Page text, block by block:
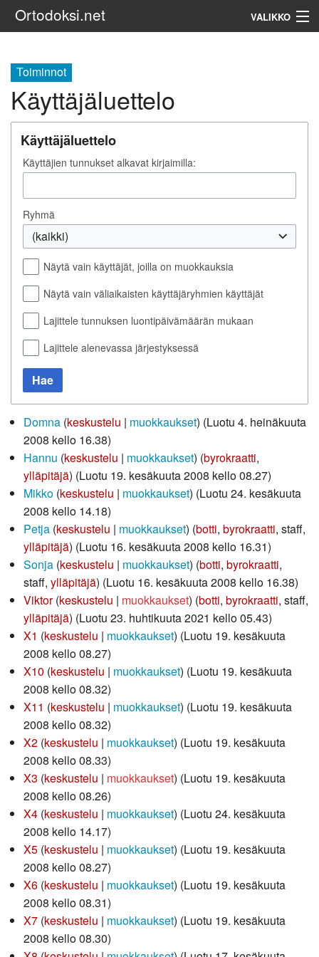
Ortodoksi.net VALIKKO
Haku
Toiminnot
Käyttäjäluettelo
Käyttäjäluettelo
Käyttäjien tunnukset alkavat kirjaimilla:
Ryhmä
(kaikki)
Näytä vain käyttäjät, joilla on muokkauksia
Näytä vain väliaikaisten käyttäjäryhmien käyttäjät
Lajittele tunnuksen luontipäivämäärän mukaan
Lajittele alenevassa järjestyksessä
Hae
Domna keskustelu muokkaukset (Luotu 4. heinäkuuta
2008 kello 16.38)
Hannu keskustelu muokkaukset ‏‎ (byrokraatti,
ylläpitäjä) (Luotu 19. kesäkuuta 2008 kello 08.27)
Mikko keskustelu muokkaukset (Luotu 24. kesäkuuta
2008 kello 14.18)
Petja keskustelu muokkaukset ‏‎ (botti, byrokraatti, staff,
ylläpitäjä) (Luotu 16. kesäkuuta 2008 kello 16.31)
Sonja keskustelu muokkaukset ‏‎ (botti, byrokraatti,
staff, ylläpitäjä) (Luotu 16. kesäkuuta 2008 kello 16.38)
Viktor keskustelu muokkaukset ‏‎ (botti, byrokraatti, staff,
ylläpitäjä) (Luotu 23. huhtikuuta 2021 kello 05.43)
X1 keskustelu muokkaukset (Luotu 19. kesäkuuta
2008 kello 08.27)
X10 keskustelu muokkaukset (Luotu 19. kesäkuuta
2008 kello 08.32)
X11 keskustelu muokkaukset (Luotu 19. kesäkuuta
2008 kello 08.32)
X2 keskustelu muokkaukset (Luotu 19. kesäkuuta
2008 kello 08.33)
X3 keskustelu muokkaukset (Luotu 19. kesäkuuta
2008 kello 08.26)
X4 keskustelu muokkaukset (Luotu 24. kesäkuuta
2008 kello 14.17)
X5 keskustelu muokkaukset (Luotu 19. kesäkuuta
2008 kello 08.27)
X6 keskustelu muokkaukset (Luotu 19. kesäkuuta
2008 kello 08.31)
X7 keskustelu muokkaukset (Luotu 19. kesäkuuta
2008 kello 08.30)